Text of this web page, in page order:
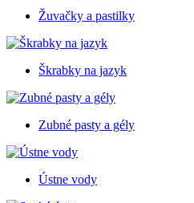
Žuvačky a pastilky
Škrabky na jazyk
Zubné pasty a gély
Ústne vody